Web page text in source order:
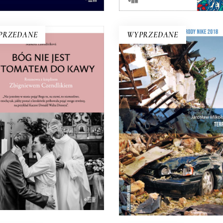
E-BOOK DO
KOSZYKA
BÓG NIE JEST
DO KAWY.
Z KSIĘDZEM
ZBIGNIEWEM
CZENDLIKIEM
Zbigniew Czendlik mówi,
myśli, nie chodzi w sutannie
koloratce, a poranne msze
na dziewiątą, bo kto by
wstał na szóstą?
WYPRZEDANE
E-BOOK DO
KOSZYKA
TERREMOTO
Trzęsienia ziemi, które
Umbrię, Marche, Toskanię i
Lacjum dotknęły serca
Europy. Symbolem stał się
zburzonej Nursji – ojczyzny
Benedykta i św.
Kataklizm wyzwolił
niespotykane
29.00zł 14.50zł